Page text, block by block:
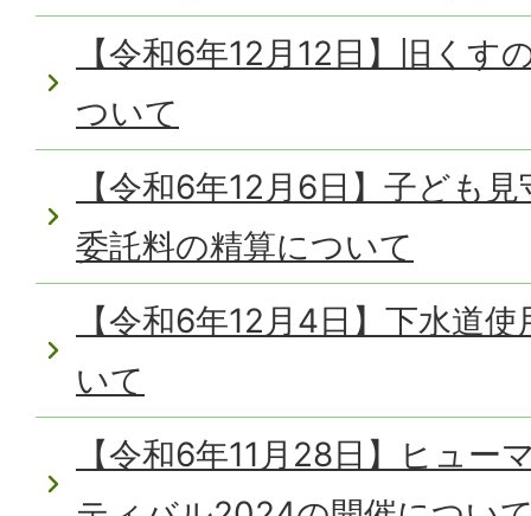
【令和6年12月12日】旧くす
ついて
【令和6年12月6日】子ども
委託料の精算について
【令和6年12月4日】下水道
いて
【令和6年11月28日】ヒュー